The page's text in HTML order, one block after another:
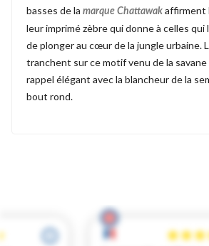
basses de la marque Chattawak affirment
leur imprimé zèbre qui donne à celles
de plonger au cœur de la jungle urbaine.
tranchent sur ce motif venu de la
rappel élégant avec la blancheur de la
bout rond.